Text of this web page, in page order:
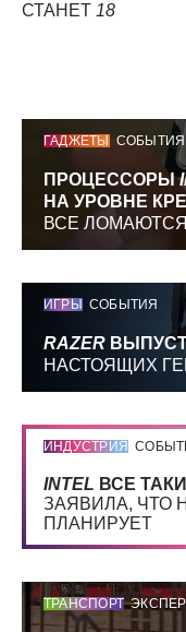
СТАНЕТ 18
ГАДЖЕТЫ СОБЫТИЯ
ПРОЦЕССОРЫ
НА УРОВНЕ
ВСЕ
ИГРЫ СОБЫТИЯ
RAZER
НАСТОЯЩИХ
ИНДУСТРИЯ
INTEL ВСЕ
ЗАЯВИЛА, ЧТО
ПЛАНИРУЕТ
ТРАНСПОРТ